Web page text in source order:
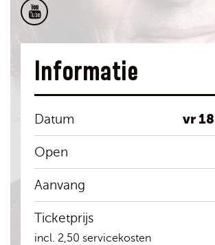
Informatie
Datum vr
Open
Aanvang
Ticketprijs
incl. 2,50 servicekosten